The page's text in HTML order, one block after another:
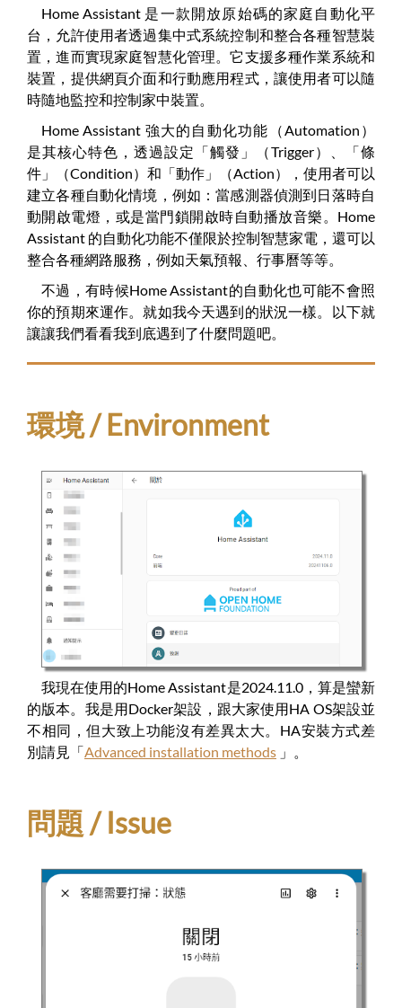
Home Assistant 是一款開放原始碼的家庭自動化平
台，允許使用者透過集中式系統控制和整合各種智慧裝
置，進而實現家庭智慧化管理。它支援多種作業系統和
裝置，提供網頁介面和行動應用程式，讓使用者可以隨
時隨地監控和控制家中裝置。
Home Assistant 強大的自動化功能（Automation）
是其核心特色，透過設定「觸發」（Trigger）、「條
件」（Condition）和「動作」（Action），使用者可以
建立各種自動化情境，例如：當感測器偵測到日落時自
動開啟電燈，或是當門鎖開啟時自動播放音樂。Home
Assistant 的自動化功能不僅限於控制智慧家電，還可以
整合各種網路服務，例如天氣預報、行事曆等等。
不過，有時候Home Assistant的自動化也可能不會照
你的預期來運作。就如我今天遇到的狀況一樣。以下就
讓讓我們看看我到底遇到了什麼問題吧。
環境 / Environment
我現在使用的Home Assistant是2024.11.0，算是蠻新
的版本。我是用Docker架設，跟大家使用HA OS架設並
不相同，但大致上功能沒有差異太大。HA安裝方式差
別請見「Advanced installation methods 」。
問題 / Issue